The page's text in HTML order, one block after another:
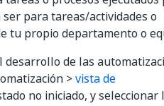
para tareas/actividades o
tu propio departamento o
de las
>vista de
no iniciado, y seleccionar